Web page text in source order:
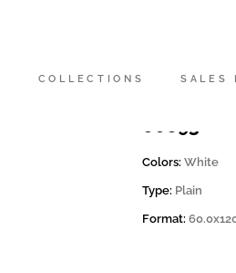
COLLECTIONS SALES
00693
Colors: White
Type: Plain
Format: